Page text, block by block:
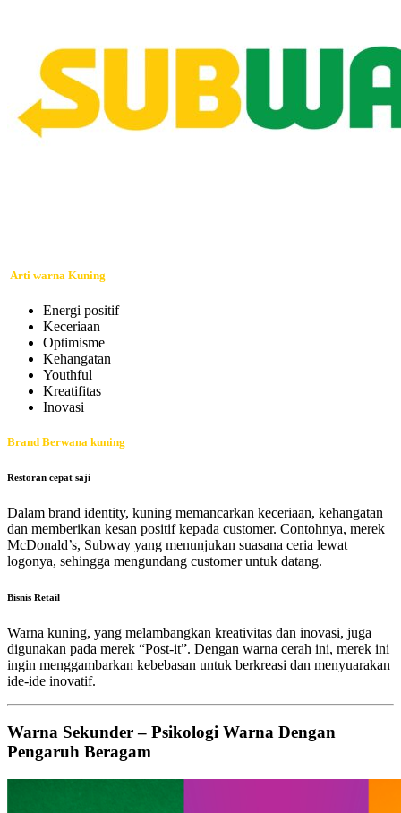
Arti warna Kuning
Energi positif
Keceriaan
Optimisme
Kehangatan
Youthful
Kreatifitas
Inovasi
Brand Berwana kuning
Restoran cepat saji
Dalam brand identity, kuning memancarkan keceriaan, kehangatan
dan memberikan kesan positif kepada customer. Contohnya, merek
McDonald’s, Subway yang menunjukan suasana ceria lewat
logonya, sehingga mengundang customer untuk datang.
Bisnis Retail
Warna kuning, yang melambangkan kreativitas dan inovasi, juga
digunakan pada merek “Post-it”. Dengan warna cerah ini, merek ini
ingin menggambarkan kebebasan untuk berkreasi dan menyuarakan
ide-ide inovatif.
Warna Sekunder – Psikologi Warna Dengan
Pengaruh Beragam